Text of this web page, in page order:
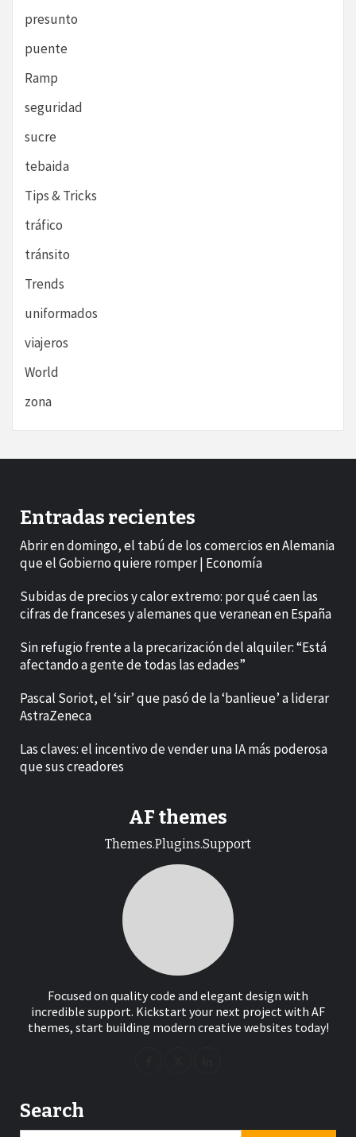
presunto
puente
Ramp
seguridad
sucre
tebaida
Tips & Tricks
tráfico
tránsito
Trends
uniformados
viajeros
World
zona
Entradas recientes
Abrir en domingo, el tabú de los comercios en Alemania
que el Gobierno quiere romper | Economía
Subidas de precios y calor extremo: por qué caen las
cifras de franceses y alemanes que veranean en España
Sin refugio frente a la precarización del alquiler: “Está
afectando a gente de todas las edades”
Pascal Soriot, el ‘sir’ que pasó de la ‘banlieue’ a liderar
AstraZeneca
Las claves: el incentivo de vender una IA más poderosa
que sus creadores
AF themes
Themes.Plugins.Support
Focused on quality code and elegant design with
incredible support. Kickstart your next project with AF
themes, start building modern creative websites today!
Search